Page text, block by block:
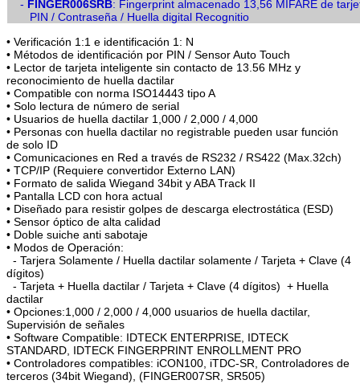
- FINGER006SRB: Fingerprint almacenado 13,56 MIFARE de
PIN / Contraseña / Huella digital Recognitio
• Verificación 1:1 e identificación 1: N
• Métodos de identificación por PIN / Sensor Auto Touch
• Lector de tarjeta inteligente sin contacto de 13.56 MHz y
reconocimiento de huella dactilar
• Compatible con norma ISO14443 tipo A
• Solo lectura de número de serial
• Usuarios de huella dactilar 1,000 / 2,000 / 4,000
• Personas con huella dactilar no registrable pueden usar función
de solo ID
• Comunicaciones en Red a través de RS232 / RS422 (Max.32ch)
• TCP/IP (Requiere convertidor Externo LAN)
• Formato de salida Wiegand 34bit y ABA Track II
• Pantalla LCD con hora actual
• Diseñado para resistir golpes de descarga electrostática (ESD)
• Sensor óptico de alta calidad
• Doble suiche anti sabotaje
• Modos de Operación:
- Tarjera Solamente / Huella dactilar solamente / Tarjeta + Clave (4
dígitos)
- Tarjeta + Huella dactilar / Tarjeta + Clave (4 dígitos) + Huella
dactilar
• Opciones:1,000 / 2,000 / 4,000 usuarios de huella dactilar,
Supervisión de señales
• Software Compatible: IDTECK ENTERPRISE, IDTECK
STANDARD, IDTECK FINGERPRINT ENROLLMENT PRO
• Controladores compatibles: iCON100, iTDC-SR, Controladores de
terceros (34bit Wiegand), (FINGER007SR, SR505)